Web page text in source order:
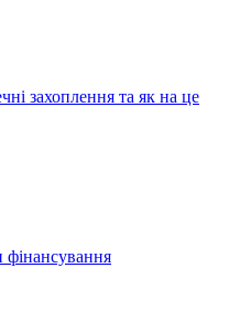
захоплення та як на це
фінансування